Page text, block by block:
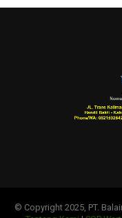
© Copyright 2025, PT.